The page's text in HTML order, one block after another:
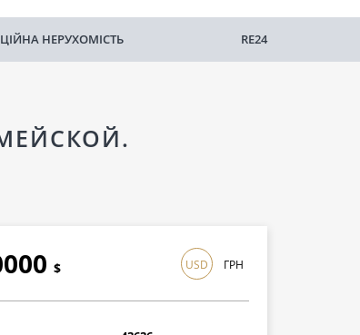
НЕРУХОМІСТЬ RE24
$
грн
USD ГРН